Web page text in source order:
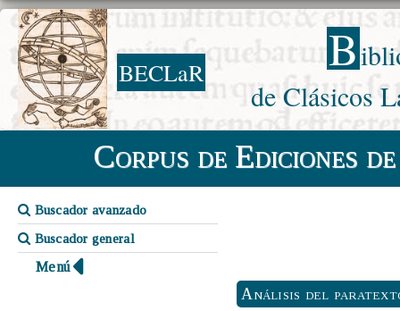
BECLaR B
de Clásicos
Corpus de Ediciones
Buscador avanzado
Buscador general
Menú
Análisis del